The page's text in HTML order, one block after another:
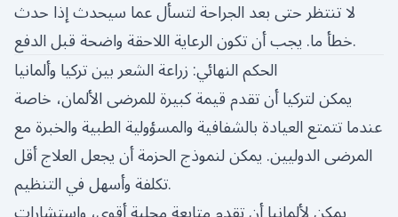
لا تنتظر حتى بعد الجراحة لتسأل عما سيحدث إذا حدث
خطأ ما. يجب أن تكون الرعاية اللاحقة واضحة قبل الدفع.
الحكم النهائي: زراعة الشعر بين تركيا وألمانيا
يمكن لتركيا أن تقدم قيمة كبيرة للمرضى الألمان، خاصة
عندما تتمتع العيادة بالشفافية والمسؤولية الطبية والخبرة مع
المرضى الدوليين. يمكن لنموذج الحزمة أن يجعل العلاج أقل
تكلفة وأسهل في التنظيم.
يمكن لألمانيا أن تقدم متابعة محلية أقوى، واستشارات